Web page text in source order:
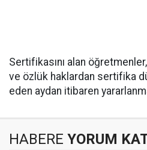
Sertifikasını alan
ve özlük haklardan sertifika
eden aydan itibaren
HABERE YORUM